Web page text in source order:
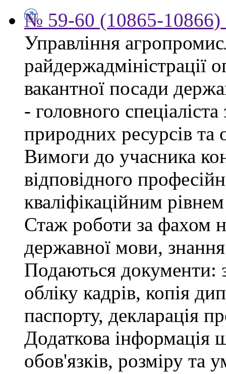
№ 59-60 (10865-10866)
Управління
райдержадміністрації
вакантної посади
- головного
природних ресурсів та
Вимоги до учасника
відповідного
кваліфікаційним
Стаж роботи за фахом
державної мови,
Подаються документи:
обліку кадрів, копія
паспорту, декларація
Додаткова інформація
обов'язків, розміру та